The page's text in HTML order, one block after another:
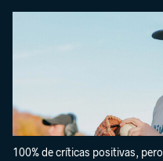
100% de críticas positivas,